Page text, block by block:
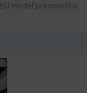
model prémiového